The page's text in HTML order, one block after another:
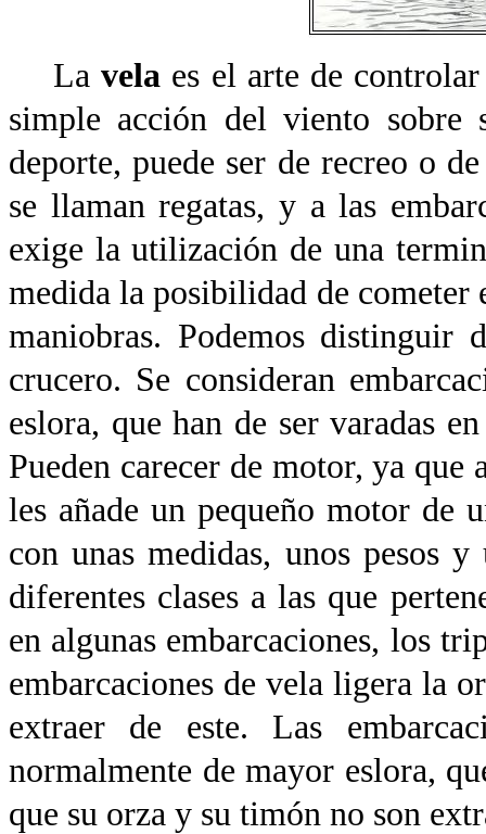
Lavela es el arte de
simple acción del viento sobre
deporte, puede ser de recreo o
se llaman regatas, y a las
exige la utilización de una
medida la posibilidad de cometer
maniobras. Podemos
crucero. Se consideran
eslora, que han de ser varadas
Pueden carecer de motor, ya que
les añade un pequeño motor de
con unas medidas, unos pesos
diferentes clases a las que
en algunas embarcaciones, los
embarcaciones de vela ligera la
extraer de este. Las
normalmente de mayor eslora,
que su orza y su timón no son